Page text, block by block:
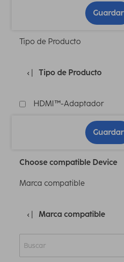
Guardar
Tipo de Producto
Tipo de Producto
HDMI™-Adaptador
Guardar
Choose compatible Device
Marca compatible
Marca compatible